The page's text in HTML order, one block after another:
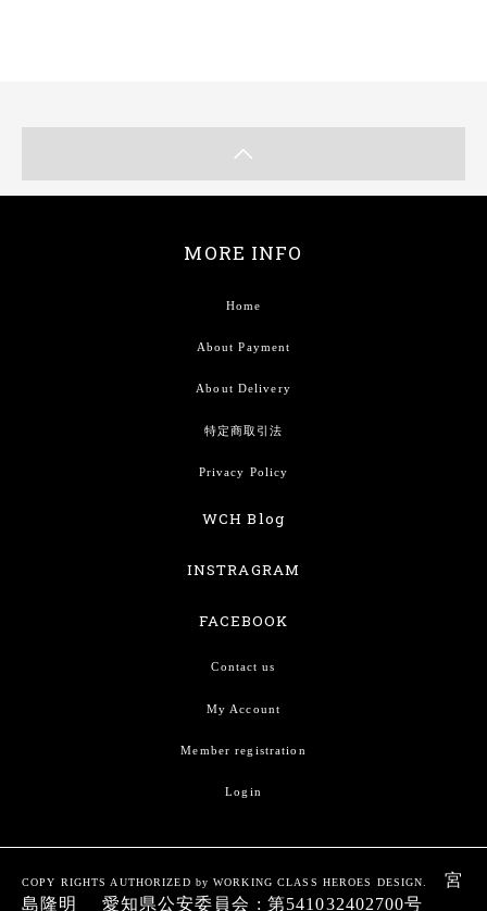
MORE INFO
Home
About Payment
About Delivery
特定商取引法
Privacy Policy
WCH Blog
INSTRAGRAM
FACEBOOK
Contact us
My Account
Member registration
Login
COPY RIGHTS AUTHORIZED by WORKING CLASS HEROES DESIGN. 宮
島隆明 愛知県公安委員会 : 第541032402700号